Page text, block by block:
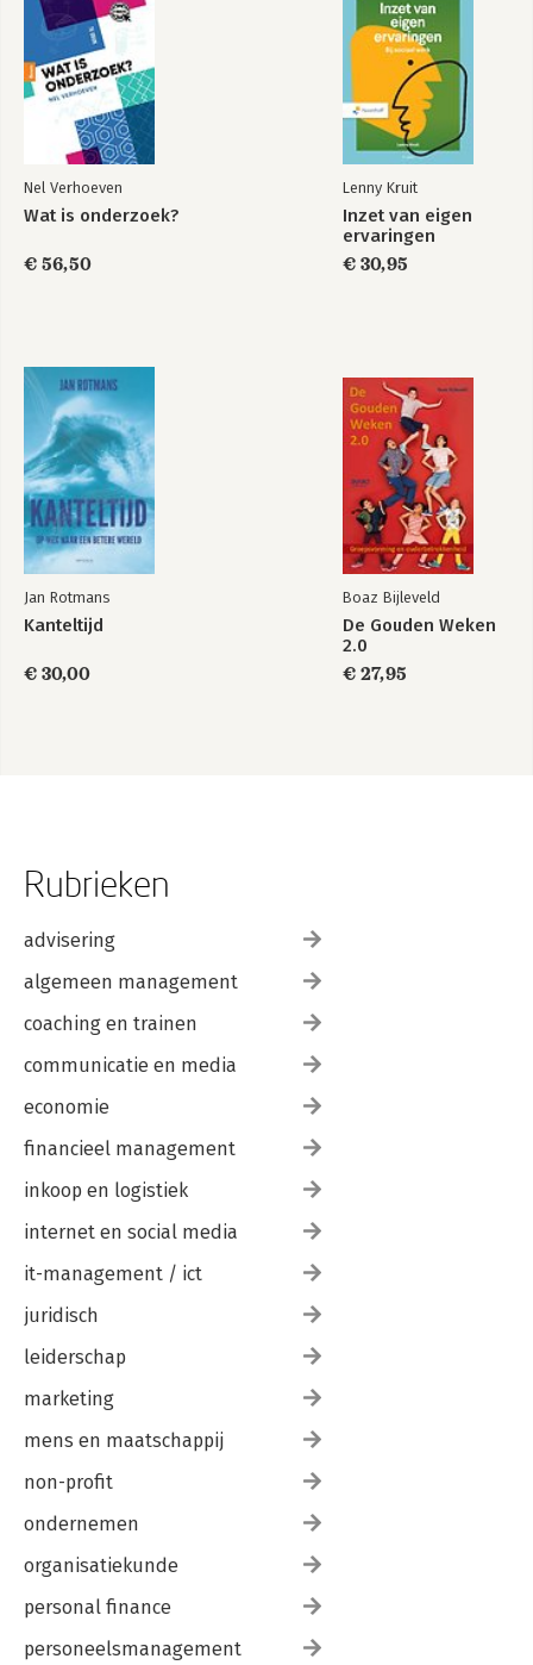
Nel Verhoeven
Wat is onderzoek?
€ 56,50
Lenny Kruit
Inzet van eigen
ervaringen
€ 30,95
Jan Rotmans
Kanteltijd
€ 30,00
Boaz Bijleveld
De Gouden Weken
2.0
€ 27,95
Rubrieken
advisering
algemeen management
coaching en trainen
communicatie en media
economie
financieel management
inkoop en logistiek
internet en social media
it-management / ict
juridisch
leiderschap
marketing
mens en maatschappij
non-profit
ondernemen
organisatiekunde
personal finance
personeelsmanagement